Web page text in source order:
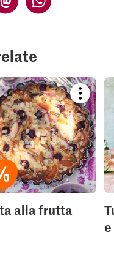
recipe
or
add
it
to
your
alla frutta